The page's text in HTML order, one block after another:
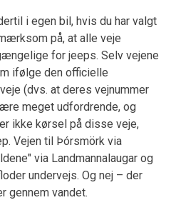
i egen bil, hvis du har valgt
på, at alle veje
for jeeps. Selv vejene
ifølge den officielle
(dvs. at deres vejnummer
meget udfordrende, og
ikke kørsel på disse veje,
Vejen til Þórsmörk via
via Landmannalaugar og
undervejs. Og nej – der
gennem vandet.